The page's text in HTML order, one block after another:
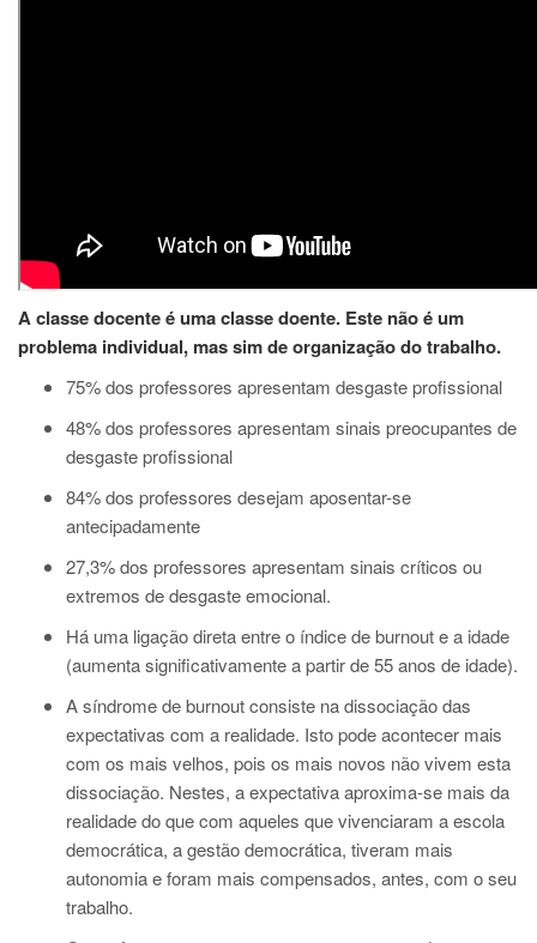
A classe docente é uma classe doente. Este não é um
problema individual, mas sim de organização do trabalho.
75% dos professores apresentam desgaste profissional
48% dos professores apresentam sinais preocupantes de
desgaste profissional
84% dos professores desejam aposentar-se
antecipadamente
27,3% dos professores apresentam sinais críticos ou
extremos de desgaste emocional.
Há uma ligação direta entre o índice de burnout e a idade
(aumenta significativamente a partir de 55 anos de idade).
A síndrome de burnout consiste na dissociação das
expectativas com a realidade. Isto pode acontecer mais
com os mais velhos, pois os mais novos não vivem esta
dissociação. Nestes, a expectativa aproxima-se mais da
realidade do que com aqueles que vivenciaram a escola
democrática, a gestão democrática, tiveram mais
autonomia e foram mais compensados, antes, com o seu
trabalho.